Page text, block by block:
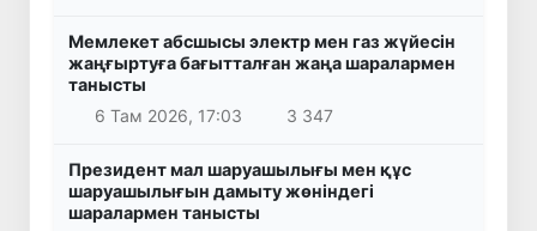
Мемлекет абсшысы электр мен газ жүйесін
жаңғыртуға бағытталған жаңа шаралармен
танысты
6 Там 2026, 17:03
3 347
Президент мал шаруашылығы мен құс
шаруашылығын дамыту жөніндегі
шаралармен танысты